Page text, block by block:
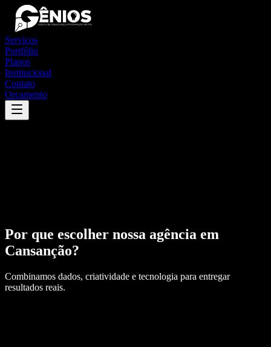
Serviços
Portfólio
Planos
Institucional
Contato
Orçamento
Por que escolher nossa agência em
Cansanção?
Combinamos dados, criatividade e tecnologia para entregar
resultados reais.